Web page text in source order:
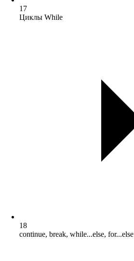
17
Циклы While
18
continue, break, while...else, for...else